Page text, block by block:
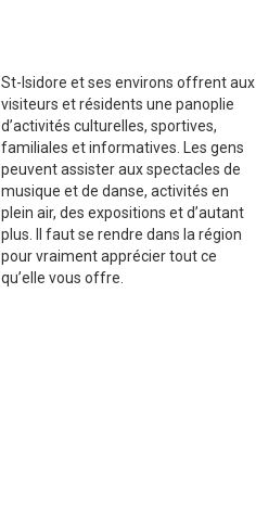
St-Isidore et ses environs offrent aux
visiteurs et résidents une panoplie
d’activités culturelles, sportives,
familiales et informatives. Les gens
peuvent assister aux spectacles de
musique et de danse, activités en
plein air, des expositions et d’autant
plus. Il faut se rendre dans la région
pour vraiment apprécier tout ce
qu’elle vous offre.